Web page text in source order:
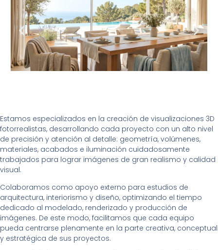
Estamos especializados en la creación de visualizaciones 3D
fotorrealistas, desarrollando cada proyecto con un alto nivel
de precisión y atención al detalle: geometría, volúmenes,
materiales, acabados e iluminación cuidadosamente
trabajados para lograr imágenes de gran realismo y calidad
visual.
Colaboramos como apoyo externo para estudios de
arquitectura, interiorismo y diseño, optimizando el tiempo
dedicado al modelado, renderizado y producción de
imágenes. De este modo, facilitamos que cada equipo
pueda centrarse plenamente en la parte creativa, conceptual
y estratégica de sus proyectos.